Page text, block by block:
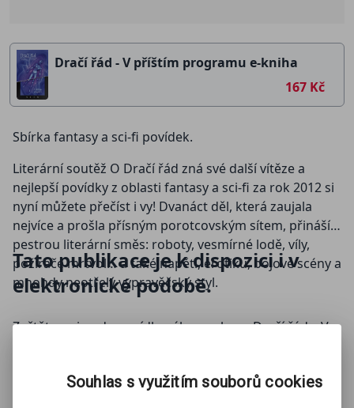
Dračí řád - V příštím programu e-kniha
167 Kč
Sbírka fantasy a sci-fi povídek.
Literární soutěž O Dračí řád zná své další vítěze a
nejlepší povídky z oblasti fantasy a sci-fi za rok 2012 si
nyní můžete přečíst i vy! Dvanáct děl, která zaujala
nejvíce a prošla přísným porotcovským sítem, přináší
pestrou literární směs: roboty, vesmírné lodě, víly,
požírače mrtvol… a také napětí, erotiku, bojové scény a
mnohdy neotřelý vypravěčský styl.
Tato publikace je k dispozici i v
elektronické podobě.
Začtěte se i vy do povídkového souboru Dračí řád – V
zúčastněte se příštího ročníku této talenty odhalující
Souhlas s využitím souborů cookies